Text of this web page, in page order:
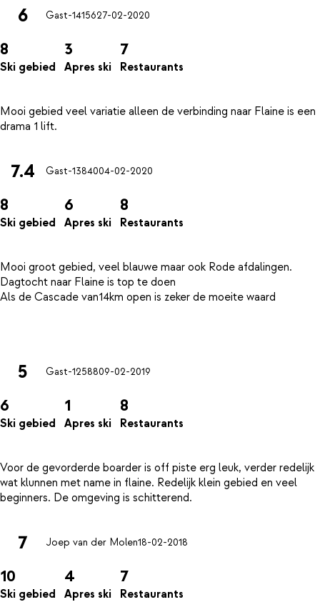
6 Gast-1415627-02-2020
8
Ski gebied
3
Apres ski
7
Restaurants
Mooi gebied veel variatie alleen de verbinding naar Flaine is een
7.4 Gast-1384004-02-2020
8
Ski gebied
6
Apres ski
8
Restaurants
Mooi groot gebied, veel blauwe maar ook Rode afdalingen.
Dagtocht naar Flaine is top te doen
Als de Cascade van14km open is zeker de moeite waard
5 Gast-1258809-02-2019
6
Ski gebied
1
Apres ski
8
Restaurants
Voor de gevorderde boarder is off piste erg leuk, verder redelijk
wat klunnen met name in flaine. Redelijk klein gebied en veel
7 Joep van der Molen18-02-2018
10
Ski gebied
4
Apres ski
7
Restaurants